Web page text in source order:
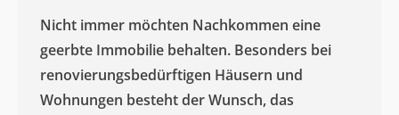
Nicht immer möchten Nachkommen eine
geerbte Immobilie behalten. Besonders bei
renovierungsbedürftigen Häusern und
Wohnungen besteht der Wunsch, das